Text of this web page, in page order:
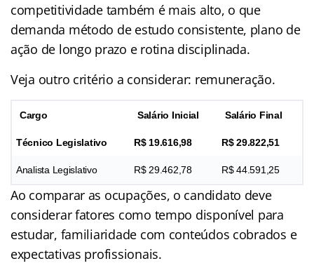
competitividade também é mais alto, o que
demanda método de estudo consistente, plano de
ação de longo prazo e rotina disciplinada.
Veja outro critério a considerar: remuneração.
Cargo Salário Inicial Salário Final
Técnico Legislativo R$ 19.616,98 R$ 29.822,51
Analista Legislativo R$ 29.462,78 R$ 44.591,25
Ao comparar as ocupações, o candidato deve
considerar fatores como tempo disponível para
estudar, familiaridade com conteúdos cobrados e
expectativas profissionais.